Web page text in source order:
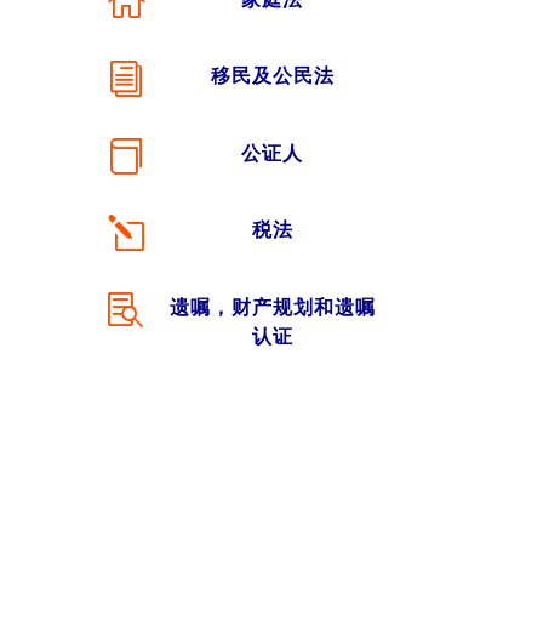
i 移民及公民法
 公证人
l 税法

遗嘱，财产规划和遗嘱
认证